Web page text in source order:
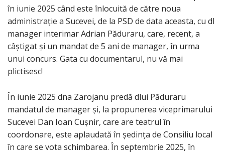
în iunie 2025 când este înlocuită de către noua
administrație a Sucevei, de la PSD de data aceasta, cu dl
manager interimar Adrian Păduraru, care, recent, a
câștigat și un mandat de 5 ani de manager, în urma
unui concurs. Gata cu documentarul, nu vă mai
plictisesc!
În iunie 2025 dna Zarojanu predă dlui Păduraru
mandatul de manager și, la propunerea viceprimarului
Sucevei Dan Ioan Cușnir, care are teatrul în
coordonare, este aplaudată în ședința de Consiliu local
în care se vota schimbarea. În septembrie 2025, în